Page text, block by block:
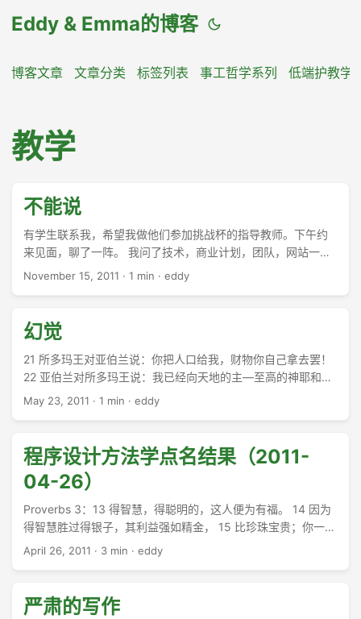
Eddy & Emma的博客
博客文章 文章分类 标签列表 事工哲学系列 低端护教学
教学
不能说
有学生联系我，希望我做他们参加挑战杯的指导教师。下午约
来见面，聊了一阵。 我问了技术，商业计划，团队，网站一系
列问题，队长都没有给我满意的回答。所以拒绝了。 两个问
看好他们的商业才华。
November 15, 2011 · 1 min · eddy
幻觉
21 所多玛王对亚伯兰说：你把人口给我，财物你自己拿去罢！
22 亚伯兰对所多玛王说：我已经向天地的主―至高的神耶和华
起誓： 23 凡是你的东西，就是一根线、一根鞋带，我都不拿，
May 23, 2011 · 1 min · eddy
程序设计方法学点名结果（2011-
04-26）
Proverbs 3：13 得智慧，得聪明的，这人便为有福。 14 因为
得智慧胜过得银子，其利益强如精金， 15 比珍珠宝贵；你一切
所喜爱的，都不足与比较。 ...
April 26, 2011 · 3 min · eddy
严肃的写作